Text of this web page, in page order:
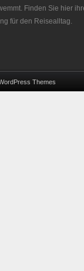
Finden Sie hier
für den Reisealltag.
Themes